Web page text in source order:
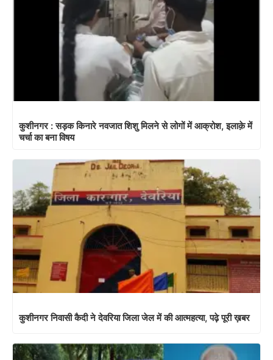
कुशीनगर : सड़क किनारे नवजात शिशु मिलने से लोगों में आक्रोश, इलाक़े में
चर्चा का बना विषय
कुशीनगर निवासी कैदी ने देवरिया जिला जेल में की आत्महत्या, पढ़े पूरी ख़बर